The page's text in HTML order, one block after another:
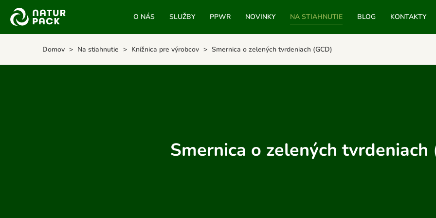
O NÁS SLUŽBY PPWR NOVINKY NA STIAHNUTIE BLOG KONTAKTY
Domov Na stiahnutie Knižnica pre výrobcov Smernica o zelených tvrdeniach (GCD)
Smernica o zelených tvrdeniach